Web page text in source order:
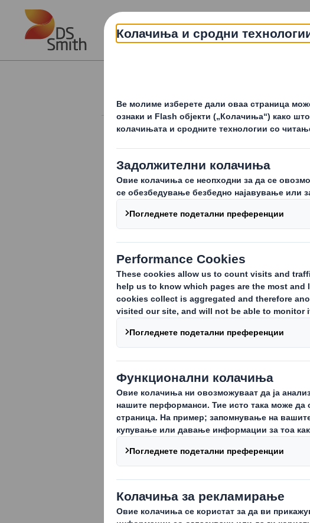
Skip to main content
За
АКЦИОНЕРИ 2017
Дополнителни информации
согласно ЗТД